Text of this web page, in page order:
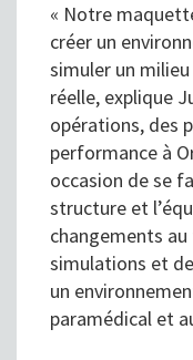
« Notre
créer un
simuler un
réelle, explique
opérations, des
performance à
occasion de se
structure et
changements
simulations et
un
paramédical et